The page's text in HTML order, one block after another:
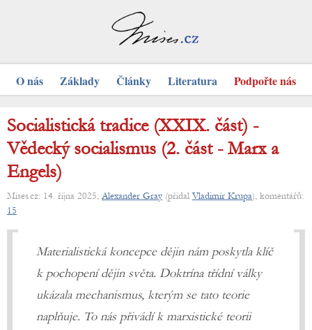
O nás Základy Články Literatura Podpořte nás
Socialistická tradice (XXIX. část) -
Vědecký socialismus (2. část - Marx a
Engels)
Mises.cz: 14. října 2025, Alexander Gray (přidal Vladimír Krupa), komentářů:
15
Materialistická koncepce dějin nám poskytla klíč
k pochopení dějin světa. Doktrína třídní války
ukázala mechanismus, kterým se tato teorie
naplňuje. To nás přivádí k marxistické teorii